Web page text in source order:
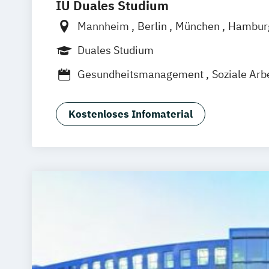
IU Duales Studium
Mannheim Berlin München
Frankfurt am Main
Online-Campus Augsburg Bielefeld
Stuttgart Aachen deutschlandweit
Duales Studium
Gesundheitsmanagement
Soziale
Kostenloses Infomaterial